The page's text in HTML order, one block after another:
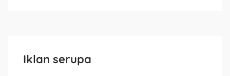
Iklan serupa